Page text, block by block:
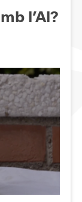
l’Al?